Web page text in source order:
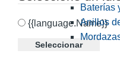
{{language.Name}}
Seleccionar
Baterías
Anillos